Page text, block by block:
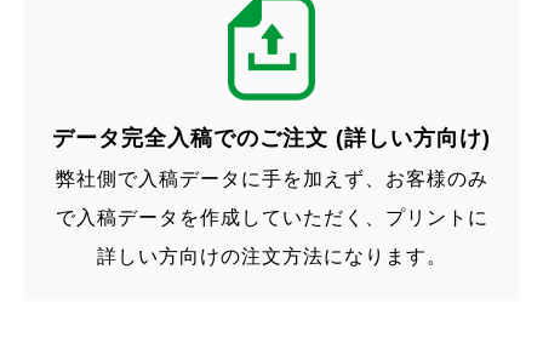
データ完全入稿でのご注文 (詳しい方向け)
弊社側で入稿データに手を加えず、 お客様のみ
で入稿データを作成していただく、 プリントに
詳しい方向けの注文方法になります。